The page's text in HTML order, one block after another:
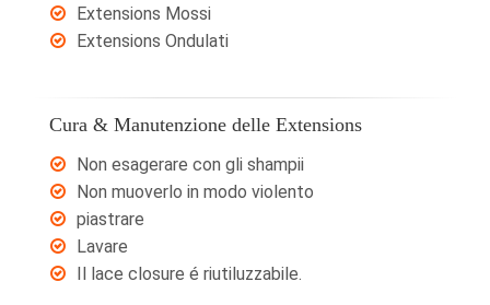
Extensions Mossi
Extensions Ondulati
Cura & Manutenzione delle Extensions
Non esagerare con gli shampii
Non muoverlo in modo violento
piastrare
Lavare
Il lace closure é riutiluzzabile.